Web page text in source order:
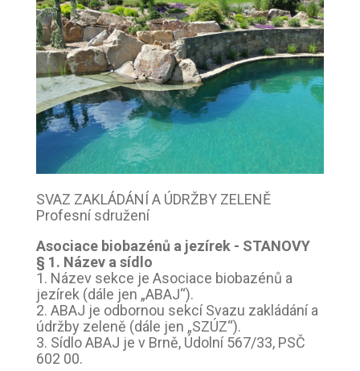
SVAZ ZAKLÁDÁNÍ A ÚDRŽBY ZELENĚ
Profesní sdružení
Asociace biobazénů a jezírek - STANOVY
§ 1. Název a sídlo
1. Název sekce je Asociace biobazénů a
jezírek (dále jen „ABAJ“).
2. ABAJ je odbornou sekcí Svazu zakládání a
údržby zeleně (dále jen „SZÚZ“).
3. Sídlo ABAJ je v Brně, Údolní 567/33, PSČ
602 00.